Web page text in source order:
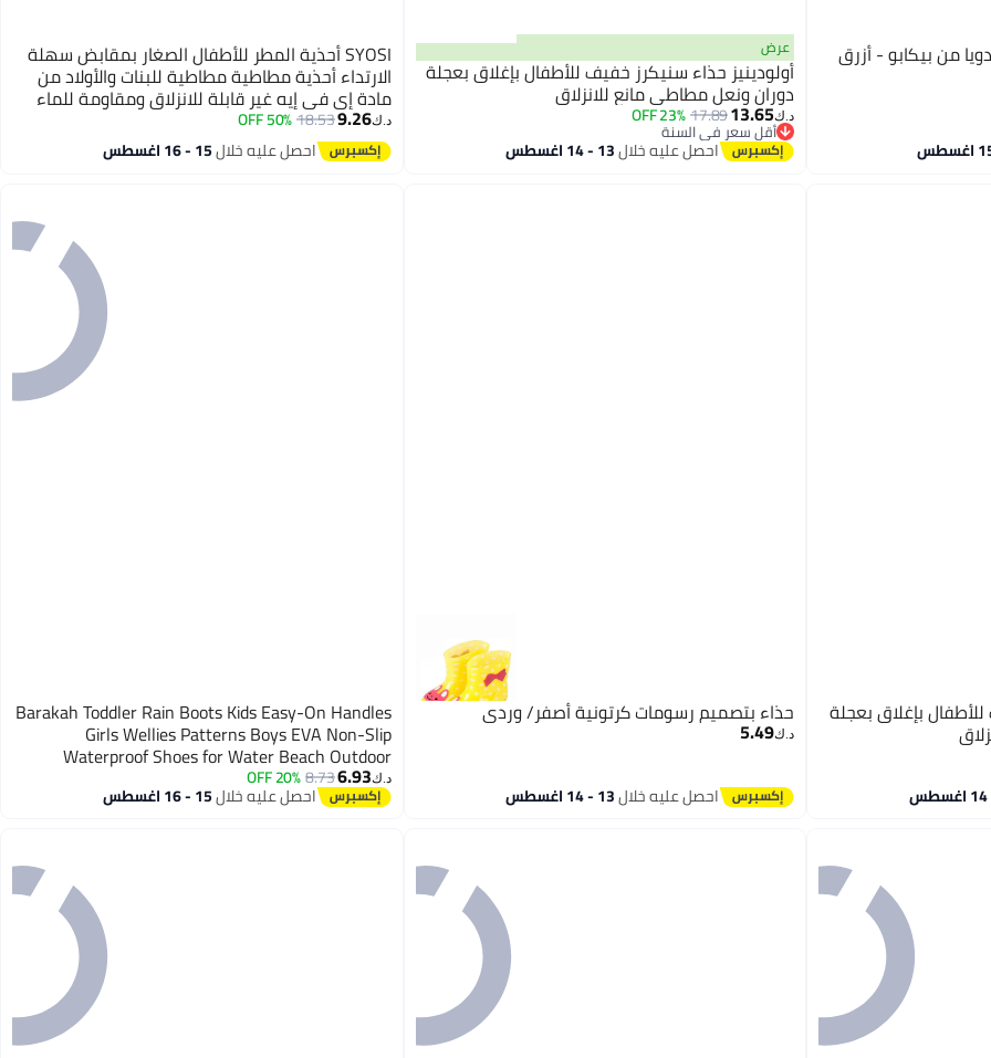
من بيكابو - أزرق عرض
أولودينيز حذاء سنيكرز خفيف للأطفال بإغلاق بعجلة
دوران ونعل مطاطي مانع للانزلاق
د.ك‏13.65
17.89
23% OFF
أقل سعر في السنة
أقل سعر في السنة
احصل عليه خلال13 - 14 اغسطس
SYOSI أحذية المطر للأطفال الصغار بمقابض سهلة
الارتداء أحذية مطاطية مطاطية للبنات والأولاد من
مادة إي في إيه غير قابلة للانزلاق ومقاومة للماء
للاستخدام في الماء والشاطئ واللعب في الهواء
الطلق
د.ك‏9.26
18.53
50% OFF
احصل عليه خلال15 - 16 اغسطس
للأطفال بإغلاق بعجلة حذاء بتصميم رسومات كرتونية أصفر/ وردي
د.ك‏5.49
احصل عليه خلال13 - 14 اغسطس
Barakah Toddler Rain Boots Kids Easy-On Handles
Girls Wellies Patterns Boys EVA Non-Slip
Waterproof Shoes for Water Beach Outdoor
Playing
د.ك‏6.93
8.73
20% OFF
احصل عليه خلال15 - 16 اغسطس